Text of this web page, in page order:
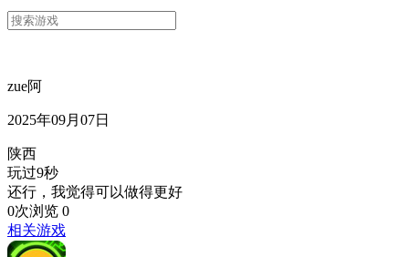
zue阿
2025年09月07日
陕西
玩过9秒
还行，我觉得可以做得更好
0次浏览 0
相关游戏